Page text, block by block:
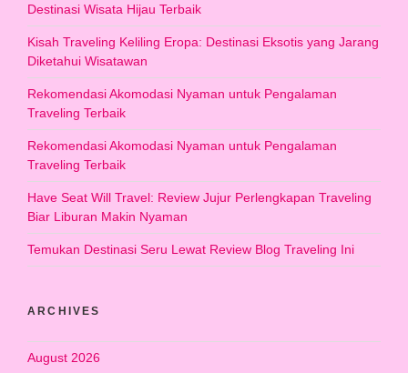
Destinasi Wisata Hijau Terbaik
Kisah Traveling Keliling Eropa: Destinasi Eksotis yang Jarang
Diketahui Wisatawan
Rekomendasi Akomodasi Nyaman untuk Pengalaman
Traveling Terbaik
Rekomendasi Akomodasi Nyaman untuk Pengalaman
Traveling Terbaik
Have Seat Will Travel: Review Jujur Perlengkapan Traveling
Biar Liburan Makin Nyaman
Temukan Destinasi Seru Lewat Review Blog Traveling Ini
ARCHIVES
August 2026